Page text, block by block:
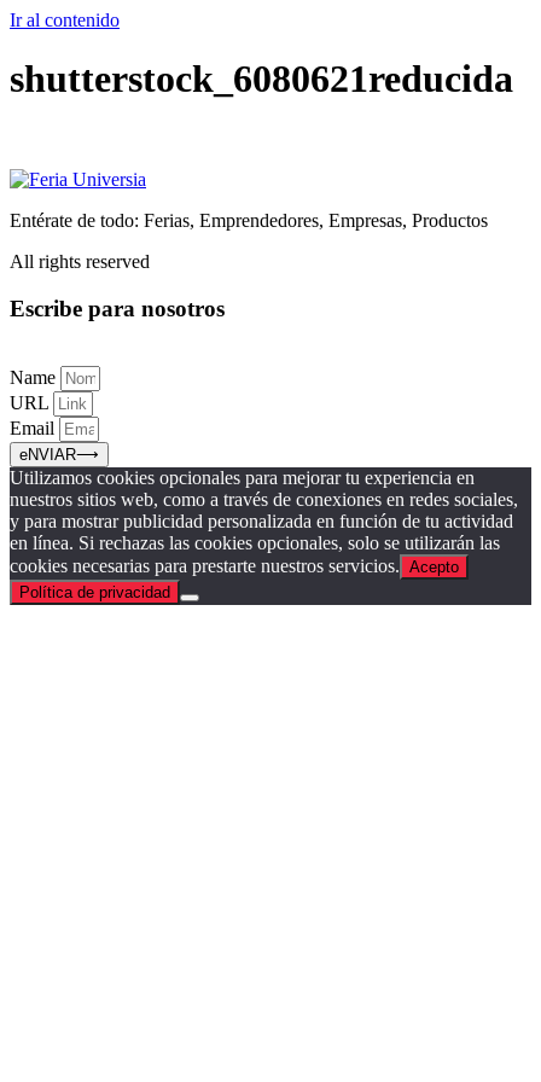
Ir al contenido
shutterstock_6080621reducida
Entérate de todo: Ferias, Emprendedores, Empresas, Productos
All rights reserved
Escribe para nosotros
Name
URL
Email
eNVIAR⟶
Utilizamos cookies opcionales para mejorar tu experiencia en
nuestros sitios web, como a través de conexiones en redes sociales,
y para mostrar publicidad personalizada en función de tu actividad
en línea. Si rechazas las cookies opcionales, solo se utilizarán las
cookies necesarias para prestarte nuestros servicios. Acepto
Política de privacidad